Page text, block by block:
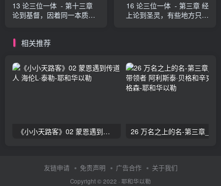
13 论三位一体 - 第十三章
论到基督，因着同一本质各
16 论三位一体 - 第三章 经
上论到圣灵，有些地方只当
相关推荐
《小小天路客》02 蒙恩遇到传道人 海伦L·泰勒
友链申请 免责声明 广告合作 关于我们
Copyright © 2022 · 耶和华以勒